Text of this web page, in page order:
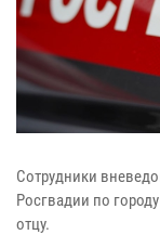
Сотрудники
Росгвадии по
отцу.